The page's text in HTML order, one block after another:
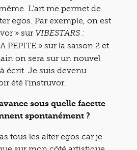
L’art me permet de
egos. Par exemple, on est
» sur VIBESTARS :
PEPITE » sur la saison 2 et
on sera sur un nouvel
écrit. Je suis devenu
été l’instruvor.
sous quelle facette
spontanément ?
tous les alter egos car je